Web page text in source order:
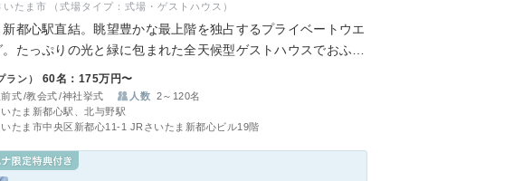
新都心駅直結。眺望豊かな最上階を独占するプライベートウエ
たっぷりの光と緑に包まれた全天候型ゲストハウスでおふた
てなしが伝わる最高の1日が叶います。
いたま市 （式場タイプ：式場・ゲストハウス）
ラン） 60名：175万円〜
前式 教会式 神社挙式 人数 2～120名
いたま新都心駅、北与野駅
いたま市中央区新都心11-1 JRさいたま新都心ビル19階